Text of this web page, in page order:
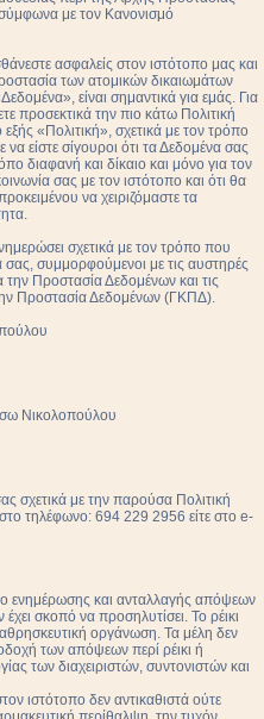
με τον Κανονισμό
ασφαλείς στον ιστότοπο μας και
των ατομικών δικαιωμάτων
είναι σημαντικά για εμάς. Για
προσεκτικά την πιο κάτω Πολιτική
«Πολιτική», σχετικά με τον τρόπο
είστε σίγουροι ότι τα Δεδομένα σας
διαφανή και δίκαιο και μόνο για τον
σας με τον ιστότοπο και ότι θα
να χειριζόμαστε τα
σχετικά με τον τρόπο που
συμμορφούμενοι με τις αυστηρές
την Προστασία Δεδομένων και τις
Προστασία Δεδομένων (ΓΚΠΔ).
Νικολοπούλου
σχετικά με την παρούσα Πολιτική
στο τηλέφωνο: 694 229 2956 είτε στο e-
ενημέρωσης και ανταλλαγής απόψεων
σκοπό να προσηλυτίσει. To ρέικι
οργάνωση. Τα μέλη δεν
των απόψεων περί ρέικι ή
των διαχειριστών, συντονιστών και
ιστότοπο δεν αντικαθιστά ούτε